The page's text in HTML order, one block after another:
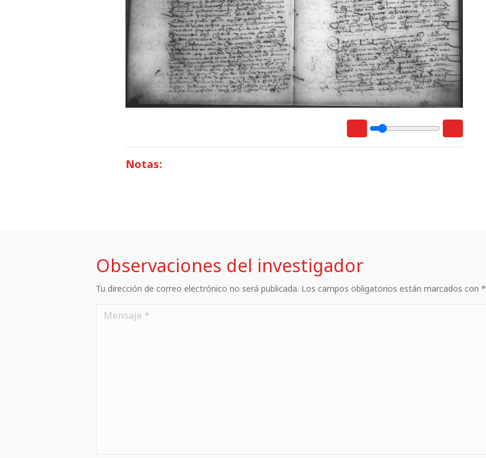
Notas:
Observaciones del investigador
Tu dirección de correo electrónico no será publicada. Los campos obligatorios están marcados con *